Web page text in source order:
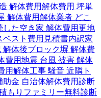
解体費用解体費用 坪単
解体費用解体業者 どこ
した空き家 解体費用更地
ベスト費用 見積書内訳家
解体後ブロック塀 解体費
費用地震 台風 被害 解体
用解体工事 騒音 近隣ト
助金 自治体解体費用診断
もりファミリー無料診断